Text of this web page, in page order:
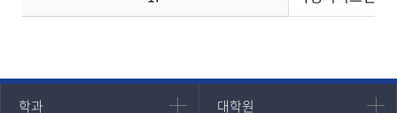
학과
인문과학대학 대학원
대학원